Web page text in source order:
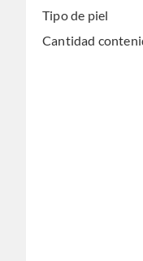
Tipo de piel
Cantidad